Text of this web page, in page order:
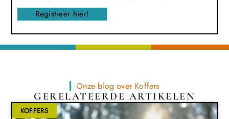
Registreer hier!
Onze blog over Koffers
GERELATEERDE ARTIKELEN
KOFFERS